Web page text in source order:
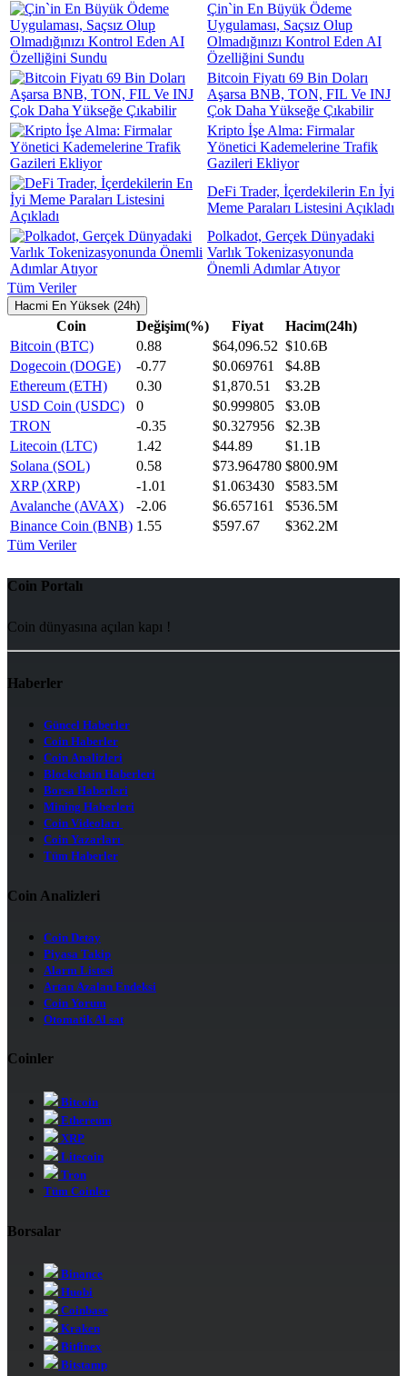
Çin`in En Büyük Ödeme
Uygulaması, Saçsız Olup
Olmadığınızı Kontrol Eden AI
Özelliğini Sundu
Bitcoin Fiyatı 69 Bin Doları
Aşarsa BNB, TON, FIL Ve INJ
Çok Daha Yükseğe Çıkabilir
Kripto İşe Alma: Firmalar
Yönetici Kademelerine Trafik
Gazileri Ekliyor
DeFi Trader, İçerdekilerin En İyi
Meme Paraları Listesini Açıkladı
Polkadot, Gerçek Dünyadaki
Varlık Tokenizasyonunda
Önemli Adımlar Atıyor
Tüm Veriler
Hacmi En Yüksek (24h)
Coin Değişim(%) Fiyat
Hacim(24h)
Bitcoin (BTC)
0.88 $64,096.52 $10.6B
Dogecoin (DOGE)
-0.77 $0.069761
$4.8B
Ethereum (ETH)
0.30 $1,870.51
$3.2B
USD Coin (USDC)
0 $0.999805
$3.0B
TRON
-0.35 $0.327956
$2.3B
Litecoin (LTC)
1.42 $44.89
$1.1B
Solana (SOL)
0.58 $73.964780 $800.9M
XRP (XRP)
-1.01 $1.063430
$583.5M
Avalanche (AVAX)
-2.06 $6.657161
$536.5M
Binance Coin (BNB) 1.55 $597.67
$362.2M
Tüm Veriler
Coin Portalı
Coin dünyasına açılan kapı !
Haberler
Güncel Haberler
Coin Haberler
Coin Analizleri
Blockchain Haberleri
Borsa Haberleri
Mining Haberleri
Coin Videoları
Coin Yazarları
Tüm Haberler
Coin Analizleri
Coin Detay
Piyasa Takip
Alarm Listesi
Artan Azalan Endeksi
Coin Yorum
Otomatik Al sat
Coinler
Bitcoin
Ethereum
XRP
Litecoin
Tron
Tüm Coinler
Borsalar
Binance
Huobi
Coinbase
Kraken
Bitfinex
Bitstamp